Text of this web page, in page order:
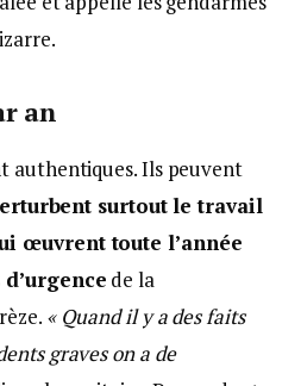
an
authentiques. Ils peuvent
surtout le travail
œuvrent toute l’année
de la
« Quand il y a des faits
graves on a de